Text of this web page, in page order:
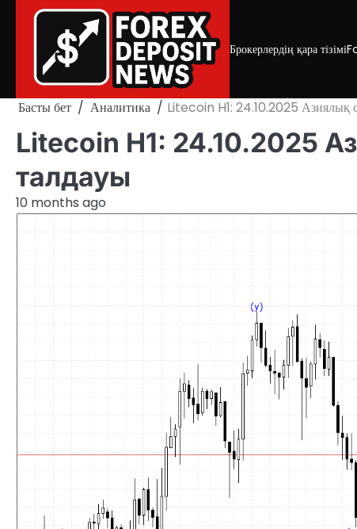
Брокерлердің қара тізімі
Басты бет Аналитика Litecoin H1: 24.10.2025 Азиялық
Litecoin H1: 24.10.2025
талдауы
10 months ago